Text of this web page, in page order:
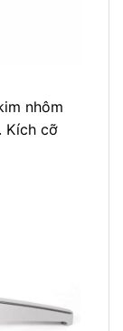
nhôm
Kích cỡ